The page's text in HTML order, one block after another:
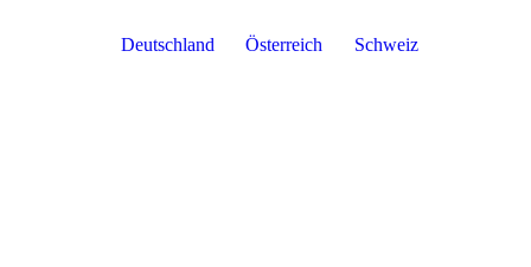
Deutschland Österreich Schweiz